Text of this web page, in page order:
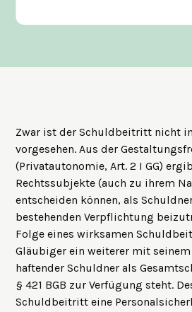
Zwar ist der Schuldbeitritt nicht
vorgesehen. Aus der
(Privatautonomie, Art. 2 I GG)
Rechtssubjekte (auch zu ihrem
entscheiden können, als
bestehenden Verpflichtung
Folge eines wirksamen
Gläubiger ein weiterer mit
haftender Schuldner als
§ 421 BGB zur Verfügung steht.
Schuldbeitritt eine